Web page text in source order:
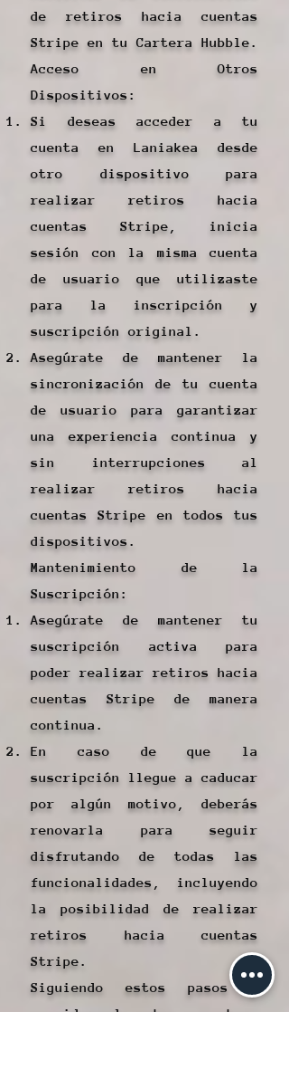
de retiros hacia cuentas
Stripe en tu Cartera Hubble.
Acceso en Otros
Dispositivos:
Si deseas acceder a tu
cuenta en Laniakea desde
otro dispositivo para
realizar retiros hacia
cuentas Stripe, inicia
sesión con la misma cuenta
de usuario que utilizaste
para la inscripción y
suscripción original.
Asegúrate de mantener la
sincronización de tu cuenta
de usuario para garantizar
una experiencia continua y
sin interrupciones al
realizar retiros hacia
cuentas Stripe en todos tus
dispositivos.
Mantenimiento de la
Suscripción:
Asegúrate de mantener tu
suscripción activa para
poder realizar retiros hacia
cuentas Stripe de manera
continua.
En caso de que la
suscripción llegue a caducar
por algún motivo, deberás
renovarla para seguir
disfrutando de todas las
funcionalidades, incluyendo
la posibilidad de realizar
retiros hacia cuentas
Stripe.
Siguiendo estos pasos y
considerando estos aspectos,